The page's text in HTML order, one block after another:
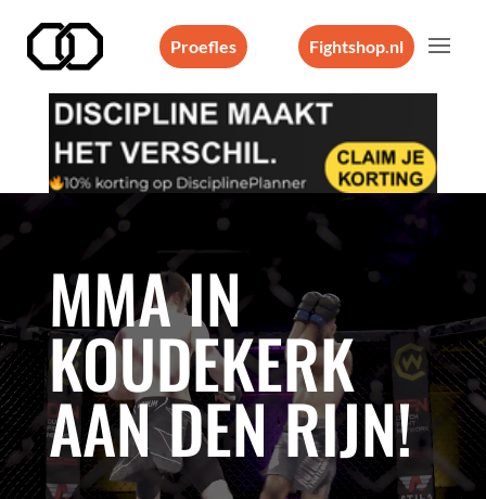
Proefles Fightshop.nl
MMA IN
KOUDEKERK
AAN DEN RIJN!